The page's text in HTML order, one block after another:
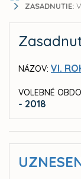
ZASADNUTIE:
NÁZOV: VI.
VOLEBNÉ
- 2018